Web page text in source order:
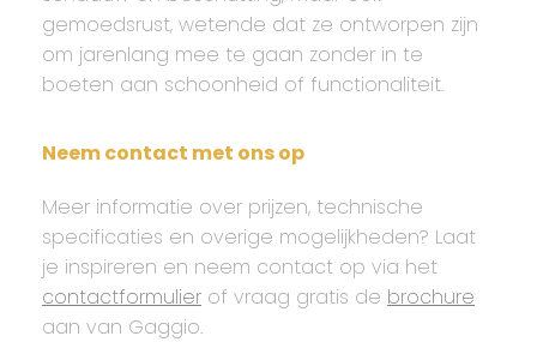
gemoedsrust, wetende dat ze ontworpen zijn
om jarenlang mee te gaan zonder in te
boeten aan schoonheid of functionaliteit.
Neem contact met ons op
Meer informatie over prijzen, technische
specificaties en overige mogelijkheden? Laat
je inspireren en neem contact op via het
contactformulier of vraag gratis de brochure
aan van Gaggio.